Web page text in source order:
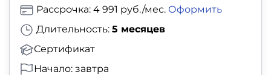
Длительность: 5 месяцев
Сертификат
Рассрочка: 4 991 руб./мес. Оформить
Начало: завтра